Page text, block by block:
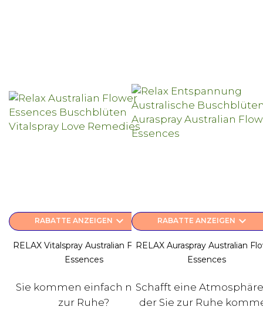
RABATTE ANZEIGEN keyboard_arrow_down
RELAX Vitalspray Australian Flower
Essences
Sie kommen einfach nicht
zur Ruhe?
RABATTE ANZEIGEN keyboard_arrow_down
RELAX Auraspray Australian
Essences
Schafft eine
der Sie zur Ruhe